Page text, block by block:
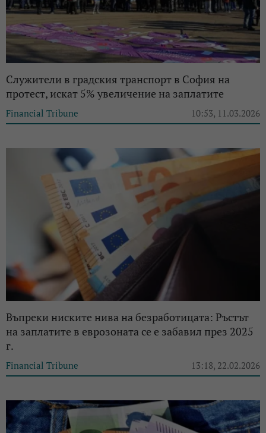
Служители в градския транспорт в София на
протест, искат 5% увеличение на заплатите
Financial Tribune 10:53, 11.03.2026
Въпреки ниските нива на безработицата: Ръстът
на заплатите в еврозоната се е забавил през 2025
г.
Financial Tribune 13:18, 22.02.2026